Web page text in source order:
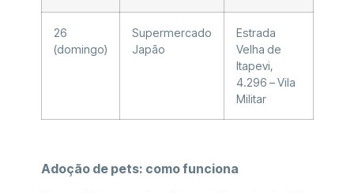
26
(domingo)
Supermercado
Japão
Estrada
Velha de
Itapevi,
4.296 – Vila
Militar
Adoção de pets: como funciona